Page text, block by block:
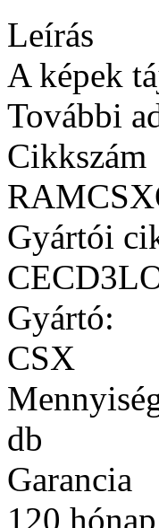
Leírás
A képek
További
Cikkszám
Gyártói
Gyártó:
CSX
db
Garancia
120 hónap